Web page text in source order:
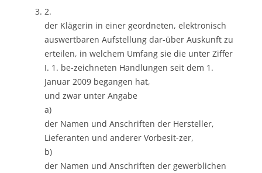
2.
der Klägerin in einer geordneten, elektronisch
auswertbaren Aufstellung dar-über Auskunft zu
erteilen, in welchem Umfang sie die unter Ziffer
I. 1. be-zeichneten Handlungen seit dem 1.
Januar 2009 begangen hat,
und zwar unter Angabe
a)
der Namen und Anschriften der Hersteller,
Lieferanten und anderer Vorbesit-zer,
b)
der Namen und Anschriften der gewerblichen